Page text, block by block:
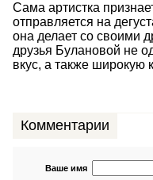
Сама артистка
отправляется на
она делает со своими
друзья Булановой не
вкус, а также широкую
Комментарии
Ваше имя